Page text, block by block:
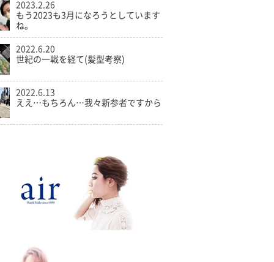
2023.2.26
もう2023も3月になろうとしています
ね。
2022.6.20
世紀の一戦を経て(髪型考察)
2022.6.13
ええ…もちろん…我々新参者ですから